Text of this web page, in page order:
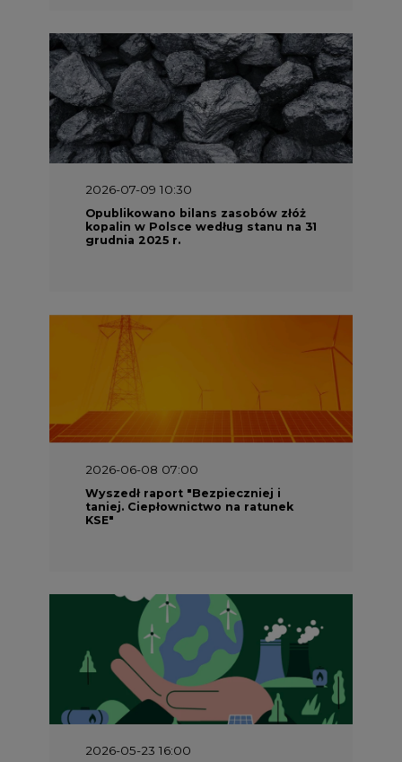
2026-07-09 10:30
Opublikowano bilans zasobów złóż
kopalin w Polsce według stanu na 31
grudnia 2025 r.
2026-06-08 07:00
taniej. Ciepłownictwo na ratunek
2026-05-23 16:00
Wyszedł raport „Przez gaz do OZE.
Dekarbonizacja ciepłownictwa
systemowego w Polsce”